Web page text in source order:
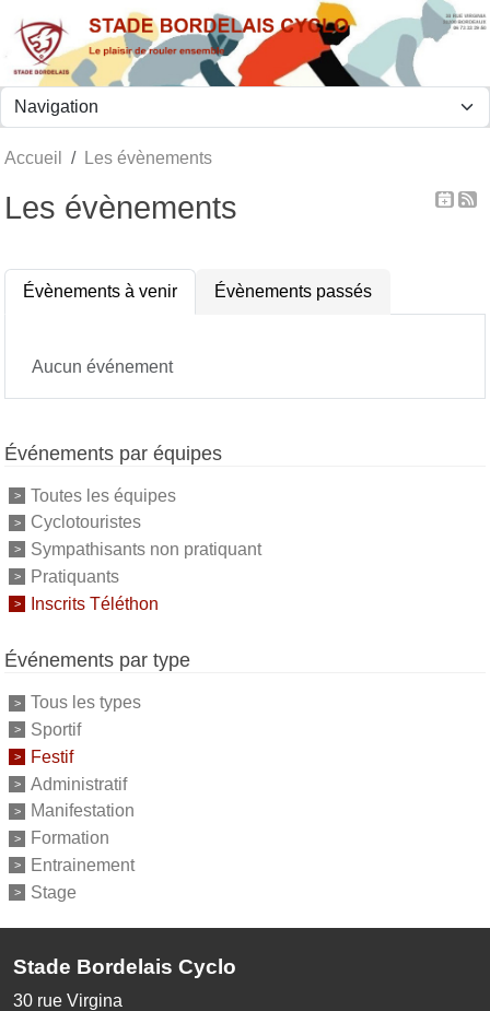
Accueil Les évènements
Les évènements
Évènements à venir Évènements passés
Aucun événement
Événements par équipes
Toutes les équipes
Cyclotouristes
Sympathisants non pratiquant
Pratiquants
Inscrits Téléthon
Événements par type
Tous les types
Sportif
Festif
Administratif
Manifestation
Formation
Entrainement
Stage
Stade Bordelais Cyclo
30 rue Virgina
Panneau de gestion des cookies